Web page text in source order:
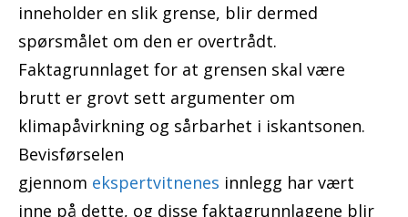
inneholder en slik grense, blir dermed
spørsmålet om den er overtrådt.
Faktagrunnlaget for at grensen skal være
brutt er grovt sett argumenter om
klimapåvirkning og sårbarhet i iskantsonen.
Bevisførselen
gjennom ekspertvitnenes innlegg har vært
inne på dette, og disse faktagrunnlagene blir